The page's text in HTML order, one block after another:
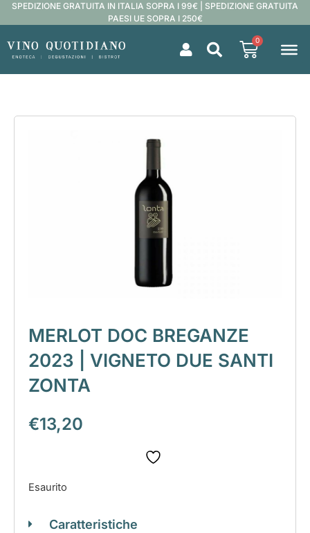
SPEDIZIONE GRATUITA IN ITALIA SOPRA I 99€ | SPEDIZIONE GRATUITA
PAESI UE SOPRA I 250€
0
MERLOT DOC BREGANZE
2023 | VIGNETO DUE SANTI
ZONTA
€13,20
Esaurito
Caratteristiche